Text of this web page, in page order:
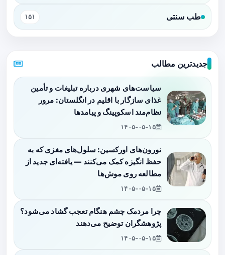
طب سنتی ۱۵۱
جدیدترین مطالب
سیاست‌های شهری درباره تبلیغات و تأمین
غذای سازگار با اقلیم در انگلستان: مرور
نظام‌مند اسکوپینگ و پیامدها
۱۴۰۵-۰۵-۱۵
نورون‌های اورکسین: سلول‌های مغزی که به
حفظ انگیزه کمک می‌کنند — یافته‌ای جدید از
مطالعه روی موش‌ها
۱۴۰۵-۰۵-۱۵
چرا مردمک چشم هنگام تعجب گشاد می‌شود؟
پژوهشگران توضیح می‌دهند
۱۴۰۵-۰۵-۱۵